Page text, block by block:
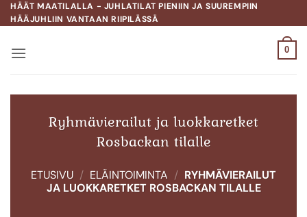
Skip
to
HÄÄT MAATILALLA - JUHLATILAT PIENIIN JA SUUREMPIIN
HÄÄJUHLIIN VANTAAN RIIPILÄSSÄ
0
Ryhmävierailut ja luokkaretket
Rosbackan tilalle
ETUSIVU / ELÄINTOIMINTA / RYHMÄVIERAILUT
JA LUOKKARETKET ROSBACKAN TILALLE